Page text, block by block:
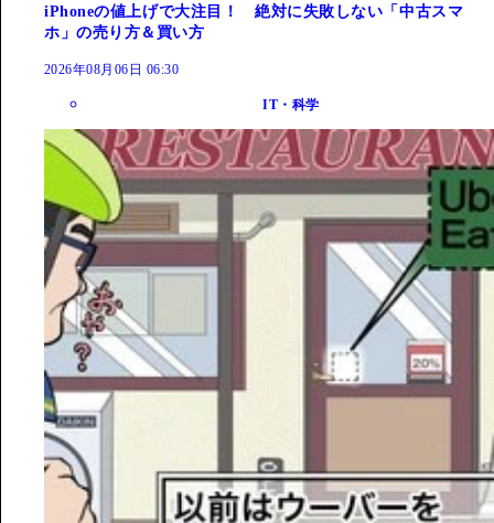
iPhoneの値上げで大注目！ 絶対に失敗しない「中古スマ
ホ」の売り方＆買い方
2026年08月06日 06:30
IT・科学